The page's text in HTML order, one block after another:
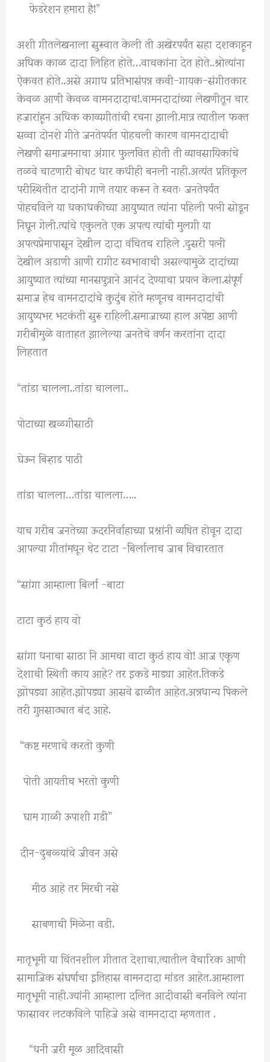
फेडरेशन हमारा है!”
अशी गीतलेखनाला सुरूवात केली ती अखेरपर्यंत सहा दशकाहून
अधिक काळ दादा लिहित होते…वाचकांना देत होते..श्रोत्यांना
ऐकवत होते..असे अगाध प्रतिभासंपन्न कवी-गायक-संगीतकार
केवळ आणी केवळ वामनदादाच!.वामनदादांच्या लेखणीतून चार
हजारांहून अधिक काव्यगीतांची रचना झाली.मात्र त्यातील फक्त
सव्वा दोनशे गीते जनतेपर्यत पोहचली कारण वामनदादाची
लेखणी समाजमनाचा अंगार फुलवित होती ती व्यावसायिकांचे
तळवे चाटणारी बोथट धार कधीही बनली नाही.अत्यंत प्रतिकूल
परीस्थितीत दादांनी गाणे तयार करून ते स्वतः जनतेपर्यंत
पोहचविले या धकाधकीच्या आयुष्यात त्यांना पहिली पत्नी सोडून
निघून गेली.त्यांचे एकुलते एक अपत्य त्यांची मुलगी या
अपत्यप्रेमापासून देखील दादा वंचितच राहिले .दुसरी पत्नी
देखील अडाणी आणी रागीट स्वभावाची असल्यामुळे दादांच्या
आयुष्यात त्यांच्या मानसपुत्राने आनंद देण्याचा प्रयत्न केला.संपूर्ण
समाज हेच वामनदादांचे कुटुंब होते म्हणूनच वामनदादांची
आयुष्यभर भटकंती सुरू राहिली.समाजाच्या हाल अपेष्टा आणी
गरीबीमुळे वाताहत झालेल्या जनतेचे वर्णन करतांना दादा
लिहतात
“तांडा चालला..तांडा चालला..
पोटाच्या खळगीसाठी
घेऊन बिऱ्हाड पाठी
तांडा चालला…तांडा चालला…..
याच गरीब जनतेच्या ऊदरनिर्वाहाच्या प्रश्नांनी व्यथित होवून दादा
आपल्या गीतांमधून थेट टाटा -बिर्लालाच जाब विचारतात
“सांगा आम्हाला बिर्ला -बाटा
टाटा कुठं हाय वो
सांगा धनाचा साठा नि आमचा वाटा कुठं हाय वो! आज एकूण
देशाची स्थिती काय आहे? तर इकडे माड्या आहेत.तिकडे
झोपड्या आहेत.झोपड्या आसवे ढाळीत आहेत.अन्नधान्य पिकले
तरी गुप्तसाठ्यात बंद आहे.
“कष्ट मरणाचे करतो कुणी
पोती आयतीच भरतो कुणी
घाम गाळी ऊपाशी गडी”
दीन-दुबळ्यांचे जीवन असे
मीठ आहे तर मिरची नसे
साबणाची मिळेना वडी.
मातृभूमी या चिंतनशील गीतात देशाचा,त्यातील वैचारिक आणी
सामाजिक संघर्षाचा इतिहास वामनदादा मांडत आहेत.आम्हाला
मातृभूमी नाही.ज्यांनी आम्हाला दलित आदीवासी बनविले त्यांना
फासावर लटकविले पाहिजे असे वामनदादा म्हणतात .
“धनी जरी मूळ आदिवासी